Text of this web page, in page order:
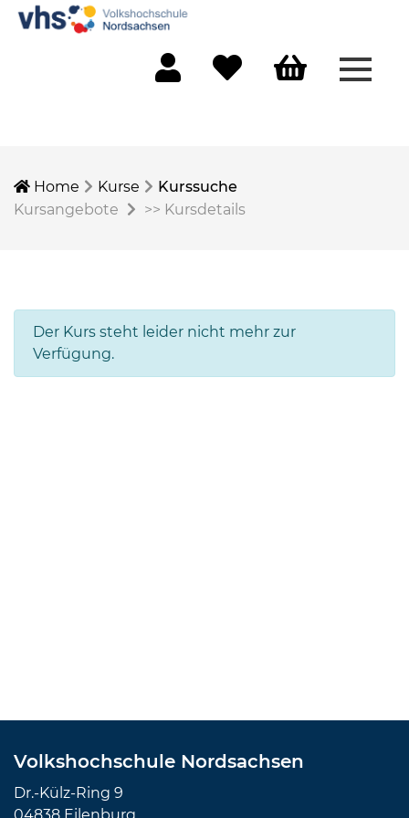
Home Kurse
Kurssuche
Kursangebote
>> Kursdetails
Der Kurs steht leider nicht mehr zur
Verfügung.
Volkshochschule Nordsachsen
Dr.-Külz-Ring 9